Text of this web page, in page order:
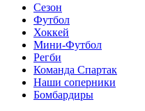
Сезон
Футбол
Хоккей
Мини-Футбол
Регби
Команда Спартак
Наши соперники
Бомбардиры